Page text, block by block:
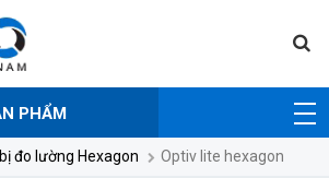
PHẨM
đo lường Hexagon Optiv lite hexagon